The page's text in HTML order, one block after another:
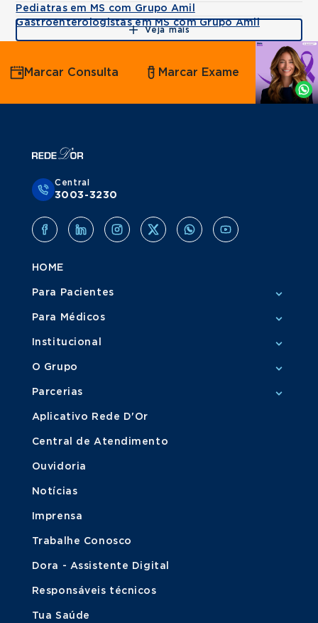
Pediatras em MS com Grupo Amil
Gastroenterologistas em MS com Grupo Amil
Veja mais
Agende
por
Whatsapp
Marcar Consulta Marcar Exame
Central
3003-3230
HOME
Para Pacientes
Para Médicos
Institucional
O Grupo
Parcerias
Aplicativo Rede D'Or
Central de Atendimento
Ouvidoria
Notícias
Imprensa
Trabalhe Conosco
Dora - Assistente Digital
Responsáveis técnicos
Tua Saúde